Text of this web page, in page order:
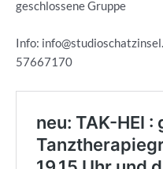
geschlossene Gruppe
Info:
57667170